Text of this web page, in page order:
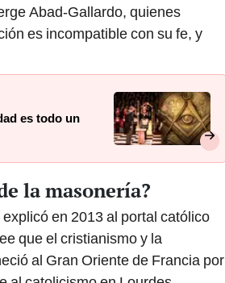
Abad-Gallardo, quienes
es incompatible con su fe, y
es todo un
la masonería?
explicó en 2013 al portal católico
que el cristianismo y la
al Gran Oriente de Francia por